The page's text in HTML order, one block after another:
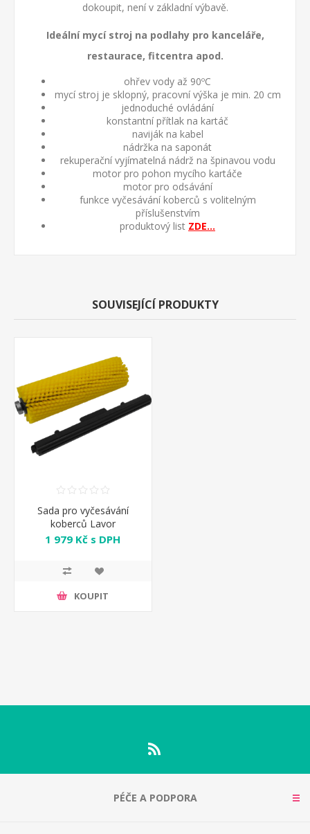
dokoupit, není v základní výbavě.
Ideální mycí stroj na podlahy pro kanceláře,
restaurace, fitcentra apod.
ohřev vody až 90ºC
mycí stroj je sklopný, pracovní výška je min. 20 cm
jednoduché ovládání
konstantní přítlak na kartáč
naviják na kabel
nádržka na saponát
rekuperační vyjímatelná nádrž na špinavou vodu
motor pro pohon mycího kartáče
motor pro odsávání
funkce vyčesávání koberců s volitelným
příslušenstvím
produktový list ZDE...
SOUVISEJÍCÍ PRODUKTY
Sada pro vyčesávání
koberců Lavor
1 979 Kč s DPH
KOUPIT
PÉČE A PODPORA